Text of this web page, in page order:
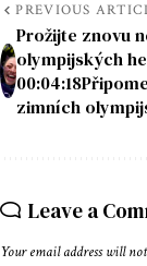
PREVIOUS
Prožijte znovu
olympijských
zimních
Leave a
Your email address will